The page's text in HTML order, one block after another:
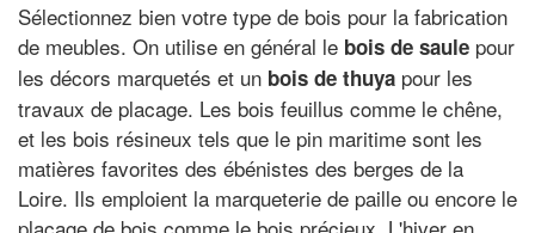
Sélectionnez bien votre type de bois pour la fabrication
de meubles. On utilise en général le bois de saule pour
les décors marquetés et un bois de thuya pour les
travaux de placage. Les bois feuillus comme le chêne,
et les bois résineux tels que le pin maritime sont les
matières favorites des ébénistes des berges de la
Loire. Ils emploient la marqueterie de paille ou encore le